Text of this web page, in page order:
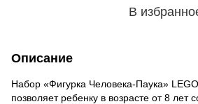
В
Описание
Набор «Фигурка Человека-Паука»
позволяет ребенку в возрасте от 8 лет